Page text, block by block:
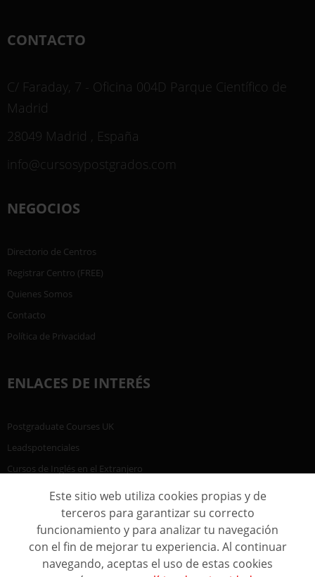
CONTACTO
C/ Faraday, 7 - Oficina 004D Parque Científico de
Madrid
28049 Madrid , España
info@cursosypostgrados.com
NEGOCIOS
Directorio de Centros
Registrar Centro (FREE)
Quienes Somos
Contacto
Política de Privacidad
ENLACES DE INTERÉS
Postgraduate Courses UK
Leadspotenciales
Cursos de Inglés en el Extranjero
Este sitio web utiliza cookies propias y de
terceros para garantizar su correcto
funcionamiento y para analizar tu navegación
con el fin de mejorar tu experiencia. Al continuar
navegando, aceptas el uso de estas cookies